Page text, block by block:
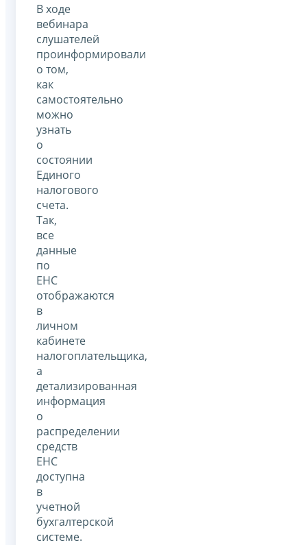
В ходе
вебинара
слушателей
проинформировали
о том,
как
самостоятельно
можно
узнать
о
состоянии
Единого
налогового
счета.
Так,
все
данные
по
ЕНС
отображаются
в
личном
кабинете
налогоплательщика,
а
детализированная
информация
о
распределении
средств
ЕНС
доступна
в
учетной
бухгалтерской
системе.